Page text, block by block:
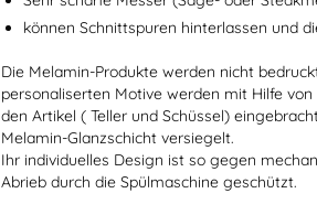
können Schnittspuren hinterlassen und
Die Melamin-Produkte werden nicht
personaliserten Motive werden mit Hilfe
den Artikel ( Teller und Schüssel)
Melamin-Glanzschicht versiegelt.
Ihr individuelles Design ist so gegen
Abrieb durch die Spülmaschine geschützt.